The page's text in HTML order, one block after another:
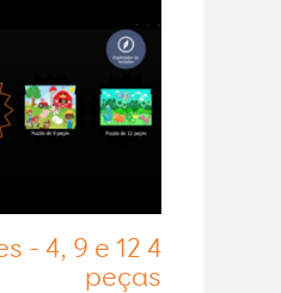
- 4, 9 e 12
peças